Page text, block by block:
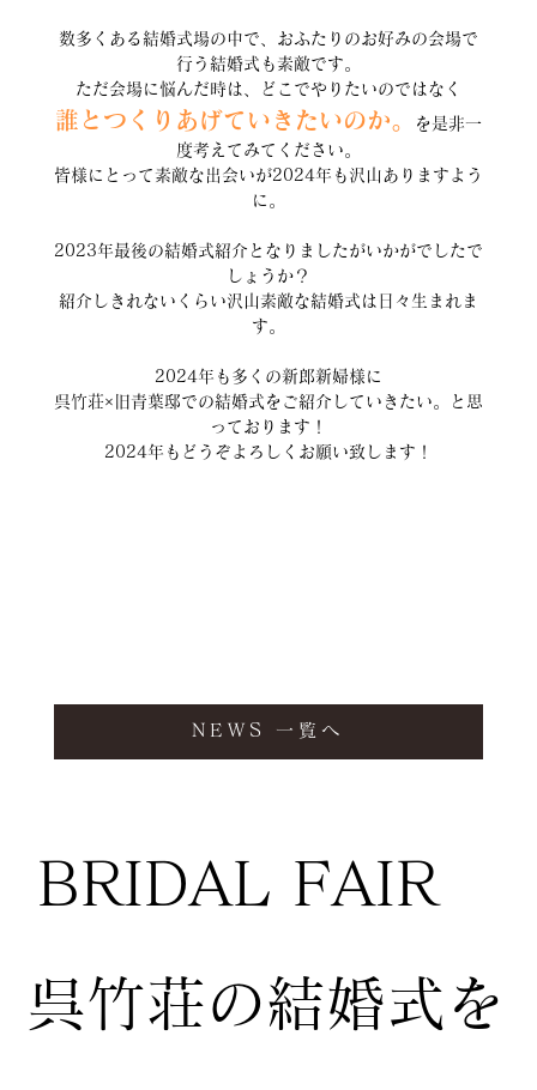
数多くある結婚式場の中で、おふたりのお好みの会場で
行う結婚式も素敵です。
ただ会場に悩んだ時は、どこでやりたいのではなく
誰とつくりあげていきたいのか。
を是非一
度考えてみてください。
皆様にとって素敵な出会いが2024年も沢山ありますよう
に。
2023年最後の結婚式紹介となりましたがいかがでしたで
しょうか？
紹介しきれないくらい沢山素敵な結婚式は日々生まれま
す。
2024年も多くの新郎新婦様に
呉竹荘×旧青葉邸での結婚式をご紹介していきたい。と思
っております！
2024年もどうぞよろしくお願い致します！
NEWS 一覧へ
BRIDAL FAIR
​呉竹荘の結婚式を